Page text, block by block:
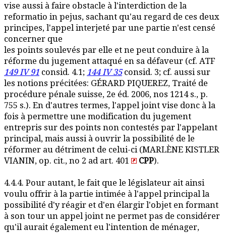
vise aussi à faire obstacle à l'interdiction de la
reformatio in pejus, sachant qu'au regard de ces deux
principes, l'appel interjeté par une partie n'est censé
concerner que
les points soulevés par elle et ne peut conduire à la
réforme du jugement attaqué en sa défaveur (cf. ATF
149 IV 91 consid. 4.1; 144 IV 35consid. 3; cf. aussi sur
les notions précitées: GÉRARD PIQUEREZ, Traité de
procédure pénale suisse, 2e éd. 2006, nos 1214 s., p.
755 s.). En d'autres termes, l'appel joint vise donc à la
fois à permettre une modification du jugement
entrepris sur des points non contestés par l'appelant
principal, mais aussi à ouvrir la possibilité de le
réformer au détriment de celui-ci (MARLÈNE KISTLER
VIANIN, op. cit., no 2 ad art. 401
CPP).
4.4.4. Pour autant, le fait que le législateur ait ainsi
voulu offrir à la partie intimée à l'appel principal la
possibilité d'y réagir et d'en élargir l'objet en formant
à son tour un appel joint ne permet pas de considérer
qu'il aurait également eu l'intention de ménager,